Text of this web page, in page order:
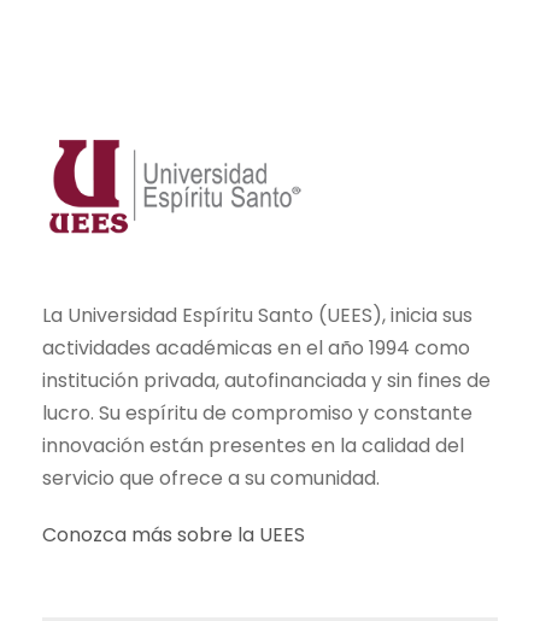
La Universidad Espíritu Santo (UEES), inicia sus
actividades académicas en el año 1994 como
institución privada, autofinanciada y sin fines de
lucro. Su espíritu de compromiso y constante
innovación están presentes en la calidad del
servicio que ofrece a su comunidad.
Conozca más sobre la UEES